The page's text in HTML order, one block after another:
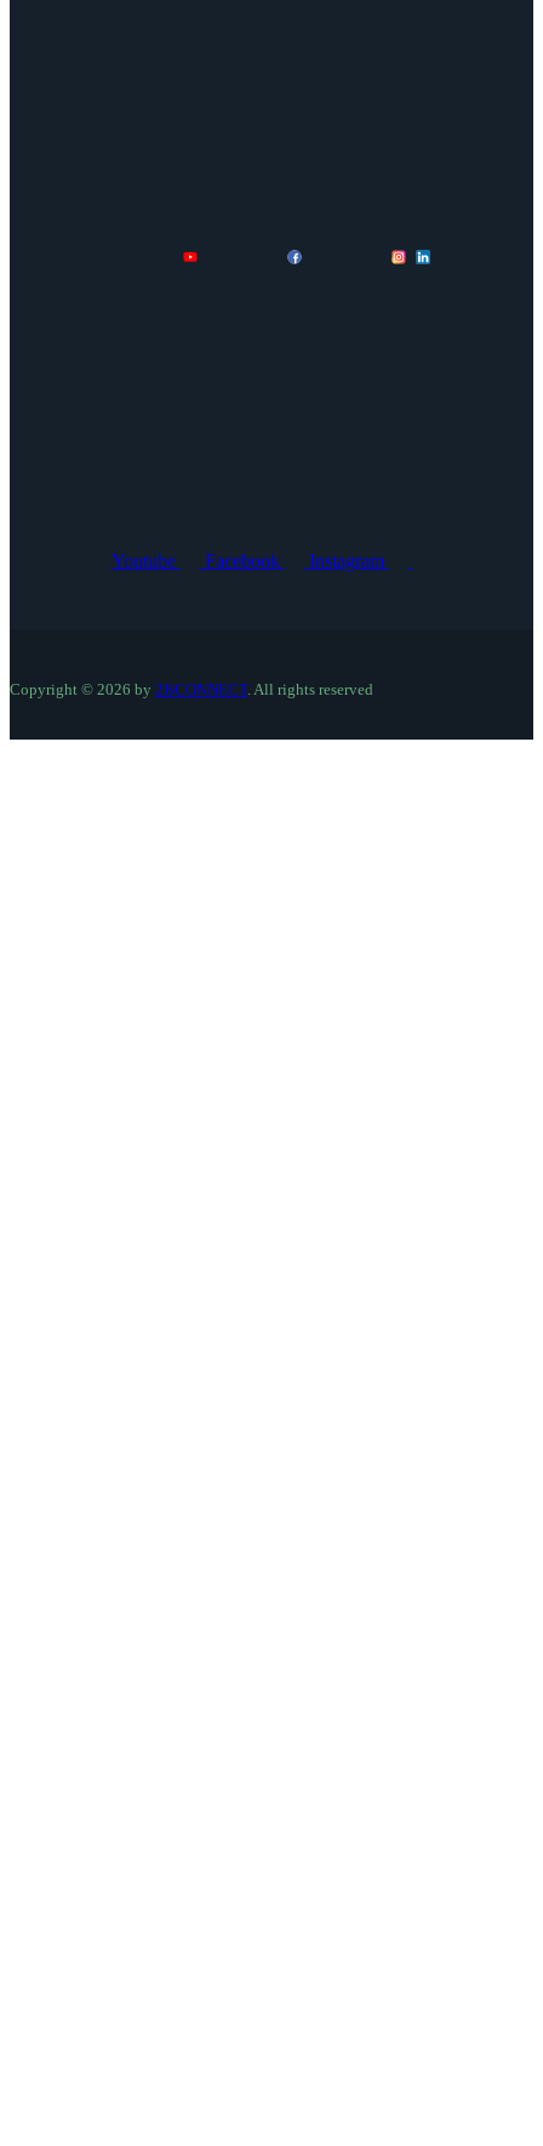
Youtube Facebook Instagram
Copyright © 2026 by 2BCONNECT. All rights reserved